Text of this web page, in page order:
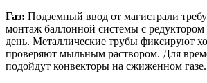
Газ: Подземный ввод от магистрали
монтаж баллонной системы с редуктором
день. Металлические трубы фиксируют
проверяют мыльным раствором. Для
подойдут конвекторы на сжиженном газе.